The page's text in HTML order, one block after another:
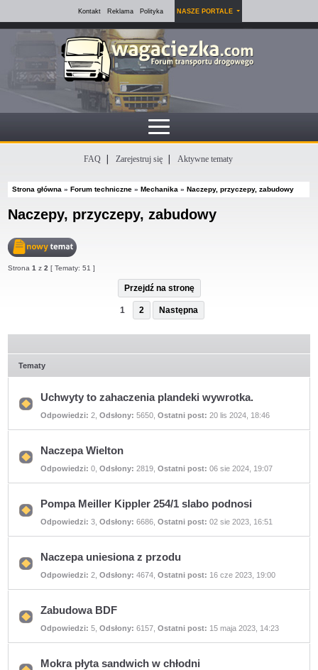
Kontakt Reklama Polityka NASZE PORTALE
FAQ Zarejestruj się Aktywne tematy
Strona główna »Forum techniczne »Mechanika »Naczepy, przyczepy, zabudowy
Naczepy, przyczepy, zabudowy
temat
Strona1 z2 [ Tematy: 51 ]
Przejdź na stronę
1 2 Następna
Tematy
Nie
nieprzeczytanych
Uchwyty to zahaczenia plandeki wywrotka.
Odpowiedzi: 2 ,Odsłony: 5650 ,Ostatni post: 20 lis 2024, 18:46
Nie
nieprzeczytanych
Naczepa Wielton
Odpowiedzi: 0 ,Odsłony: 2819 ,Ostatni post: 06 sie 2024, 19:07
Nie
nieprzeczytanych
Pompa Meiller Kippler 254/1 slabo podnosi
Odpowiedzi: 3 ,Odsłony: 6686 ,Ostatni post: 02 sie 2023, 16:51
Nie
nieprzeczytanych
Naczepa uniesiona z przodu
Odpowiedzi: 2 ,Odsłony: 4674 ,Ostatni post: 16 cze 2023, 19:00
Nie
nieprzeczytanych
Zabudowa BDF
Odpowiedzi: 5 ,Odsłony: 6157 ,Ostatni post: 15 maja 2023, 14:23
Mokra płyta sandwich w chłodni